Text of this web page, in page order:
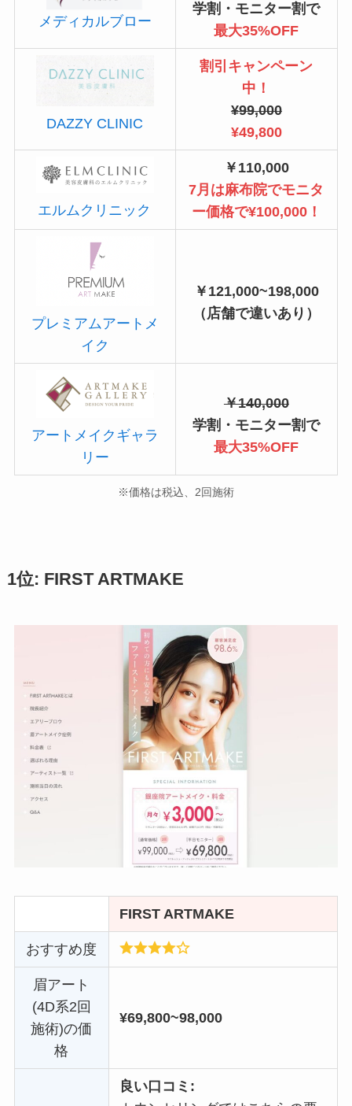
メディカルブロー
学割・モニター割で
最大35%OFF
DAZZY CLINIC
割引キャンペーン
中！
¥99,000
¥49,800
エルムクリニック
￥110,000
7月は麻布院でモニタ
ー価格で¥100,000！
プレミアムアートメ
イク
￥121,000~198,000
（店舗で違いあり）
アートメイクギャラ
リー
￥140,000
学割・モニター割で
最大35%OFF
※価格は税込、2回施術
1位: FIRST ARTMAKE
FIRST ARTMAKE
おすすめ度
眉アート
(4D系2回
施術)の価
格
¥69,800~98,000
良い口コミ: